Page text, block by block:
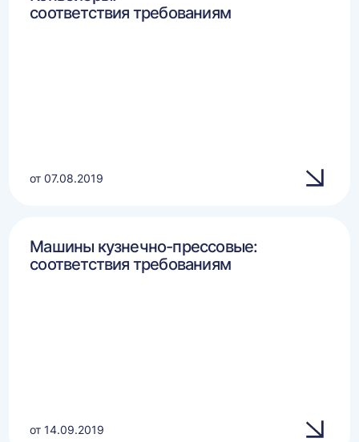
соответствия требованиям
от 07.08.2019
Машины кузнечно-прессовые:
соответствия требованиям
от 14.09.2019